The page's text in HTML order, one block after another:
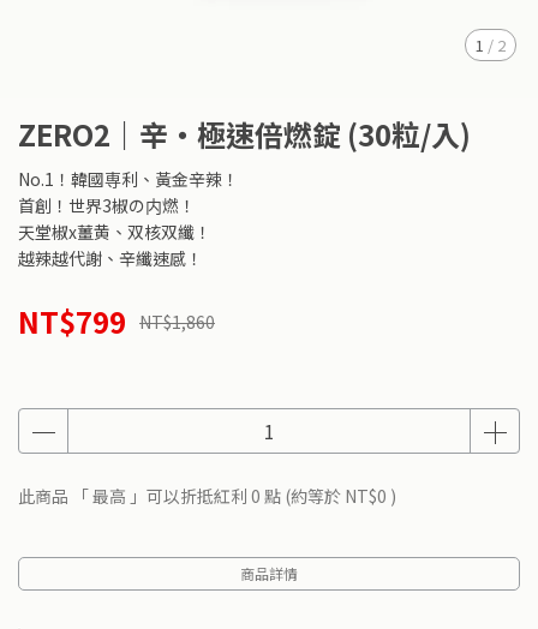
1 / 2
ZERO2｜辛・極速倍燃錠 (30粒/入)
No.1！韓國専利、黃金辛辣！
首創！世界3椒の内燃！
天堂椒x薑黄、双核双纖！
越辣越代謝、辛纖速感！
NT$799 NT$1,860
此商品 「 最高 」可以折抵紅利 0 點 (約等於 NT$0 )
商品詳情